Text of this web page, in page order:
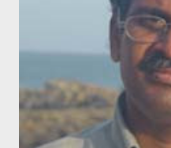
அதிகமாக்கும். கொல்லாது.
என்னவாக இருக்கும்?
வடிக்க முயல்வதும் அதற்கே.
மென்வெளிச்சத்தில்
வைத்து விட்டு இயக்கத்தை
பயணப் படிமம் என்பது
விமர்சனத்தின் ஒரு முக்கிய